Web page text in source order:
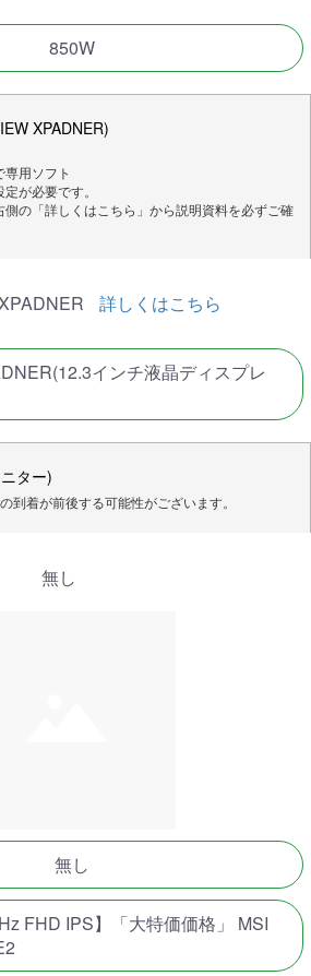
850W
XPADNER)
用ソフト
が必要です。
の「詳しくはこちら」から説明資料を必ずご確
詳しくはこちら
インチ液晶ディスプレ
ター)
到着が前後する可能性がございます。
無し
無し
FHD IPS】「大特価価格」 MSI